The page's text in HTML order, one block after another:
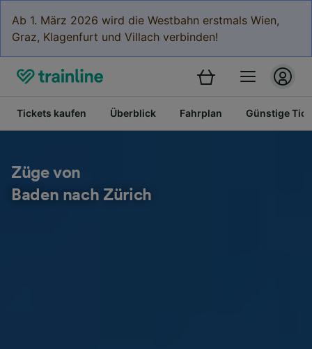
Ab 1. März 2026 wird die Westbahn erstmals Wien,
Graz, Klagenfurt und Villach verbinden!
Tickets kaufen Überblick Fahrplan Günstige
Züge von
Baden nach Zürich